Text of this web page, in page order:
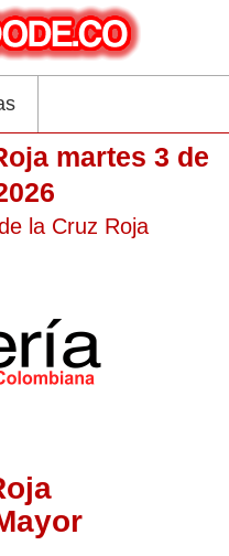
martes 3 de
la Cruz Roja